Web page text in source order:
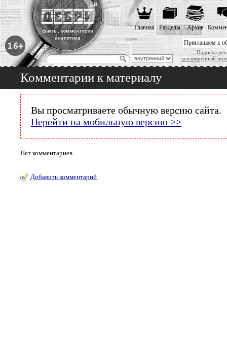
Приглашаем к
Надоела
расширенный
Главная Разделы Архив
Комментарии к материалу
Вы просматриваете обычную версию сайта.
Перейти на мобильную версию >>
Нет комментариев
Добавить комментарий